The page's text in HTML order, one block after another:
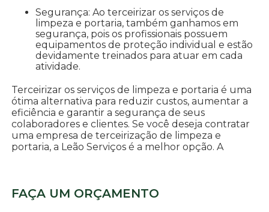
Segurança: Ao terceirizar os serviços de
limpeza e portaria, também ganhamos em
segurança, pois os profissionais possuem
equipamentos de proteção individual e estão
devidamente treinados para atuar em cada
atividade.
Terceirizar os serviços de limpeza e portaria é uma
ótima alternativa para reduzir custos, aumentar a
eficiência e garantir a segurança de seus
colaboradores e clientes. Se você deseja contratar
uma empresa de terceirização de limpeza e
portaria, a Leão Serviços é a melhor opção. A
FAÇA UM ORÇAMENTO